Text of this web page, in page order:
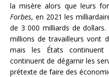
la misère alors que leurs
Forbes, en 2021 les
de 3 000 milliards de
millions de travailleurs vont
mais les États continuent
continuent de dégarnir les
prétexte de faire des